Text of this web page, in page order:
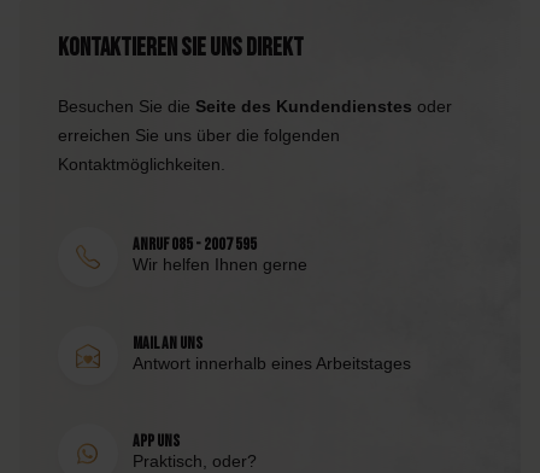
Kontaktieren Sie uns direkt
Besuchen Sie die Seite des Kundendienstes oder
erreichen Sie uns über die folgenden
Kontaktmöglichkeiten.
Anruf 085 - 2007 595
Wir helfen Ihnen gerne
Mail an uns
Antwort innerhalb eines Arbeitstages
App uns
Praktisch, oder?